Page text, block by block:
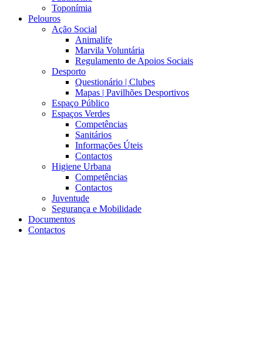
Toponímia
Pelouros
Ação Social
Animalife
Marvila Voluntária
Regulamento de Apoios Sociais
Desporto
Questionário | Clubes
Mapas | Pavilhões Desportivos
Espaço Público
Espaços Verdes
Competências
Sanitários
Informações Úteis
Contactos
Higiene Urbana
Competências
Contactos
Juventude
Segurança e Mobilidade
Documentos
Contactos